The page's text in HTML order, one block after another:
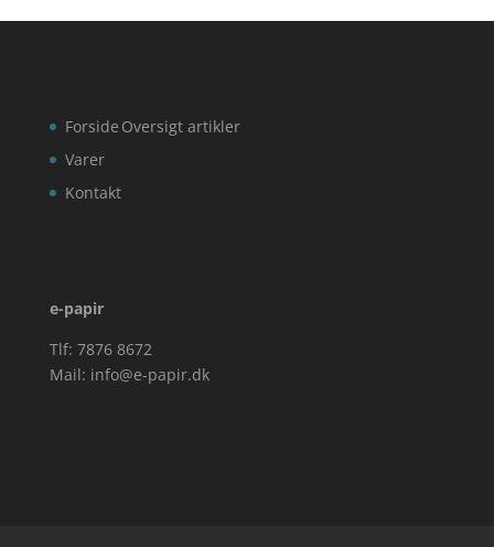
Forside
Varer
Kontakt
Oversigt artikler
e-papir
Tlf: 7876 8672
Mail: info@e-papir.dk